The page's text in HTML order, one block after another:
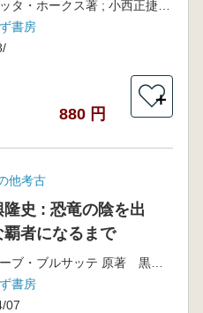
書房
880 円
＋
他考古
史 : 恐竜の陰を出
者になるまで
スティーブ・ブルサッテ 原著 黒川耕大 訳 土屋健 監修
書房
07